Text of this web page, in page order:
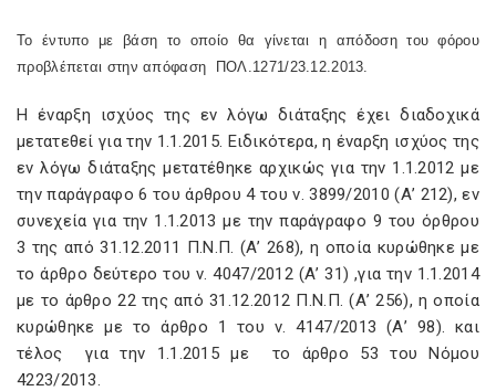
Το έντυπο με βάση το οποίο θα γίνεται η απόδοση του φόρου
προβλέπεται στην απόφαση ΠΟΛ.1271/23.12.2013.
Η έναρξη ισχύος της εν λόγω διάταξης έχει διαδοχικά
μετατεθεί για την 1.1.2015. Ειδικότερα, η έναρξη ισχύος της
εν λόγω διάταξης μετατέθηκε αρχικώς για την 1.1.2012 με
την παράγραφο 6 του άρθρου 4 του ν. 3899/2010 (Α’ 212), εν
συνεχεία για την 1.1.2013 με την παράγραφο 9 του όρθρου
3 της από 31.12.2011 Π.Ν.Π. (Α’ 268), η οποία κυρώθηκε με
το άρθρο δεύτερο του ν. 4047/2012 (Α’ 31) ,για την 1.1.2014
με το άρθρο 22 της από 31.12.2012 Π.Ν.Π. (Α’ 256), η οποία
κυρώθηκε με το άρθρο 1 του ν. 4147/2013 (Α’ 98). και
τέλος για την 1.1.2015 με το άρθρο 53 του Νόμου
4223/2013.